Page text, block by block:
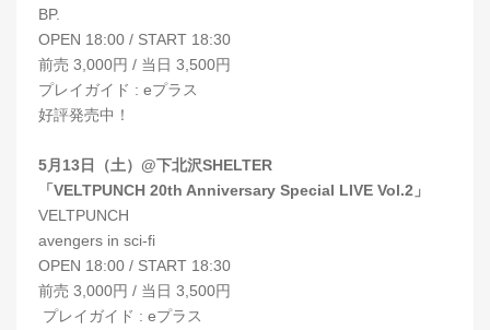
BP.
OPEN 18:00 / START 18:30
前売 3,000円 / 当日 3,500円
プレイガイド : eプラス
好評発売中！
5月13日（土）@下北沢SHELTER
「VELTPUNCH 20th Anniversary Special LIVE Vol.2」
VELTPUNCH
avengers in sci-fi
OPEN 18:00 / START 18:30
前売 3,000円 / 当日 3,500円
プレイガイド : eプラス